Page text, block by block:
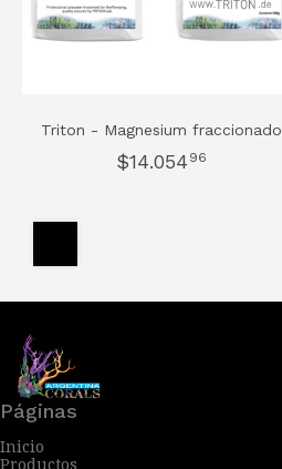
Triton - Magnesium fraccionado
$14.054 96
Páginas
Inicio
Productos